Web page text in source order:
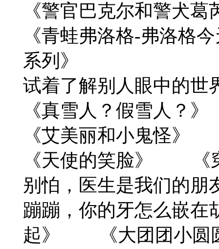
《警官巴克尔和警犬葛
《青蛙弗洛格-弗洛
系列》
试着了解别人眼中的世
《真雪人？假雪人
《艾美丽和小鬼怪》
《天使的笑脸》
别怕，医生是我们的朋
蹦蹦，你的牙怎么嵌
起》 《大团团小圆